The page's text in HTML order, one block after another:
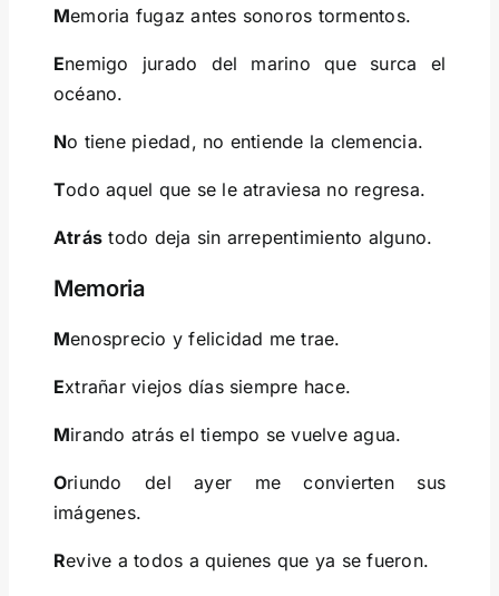
Memoria fugaz antes sonoros tormentos.
Enemigo jurado del marino que surca el
océano.
No tiene piedad, no entiende la clemencia.
Todo aquel que se le atraviesa no regresa.
Atrás todo deja sin arrepentimiento alguno.
Memoria
Menosprecio y felicidad me trae.
Extrañar viejos días siempre hace.
Mirando atrás el tiempo se vuelve agua.
Oriundo del ayer me convierten sus
imágenes.
Revive a todos a quienes que ya se fueron.